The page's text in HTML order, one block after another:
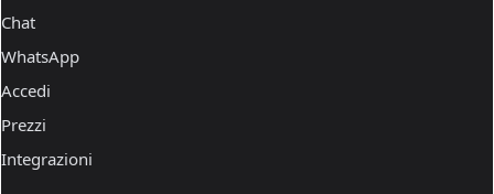
Chat
WhatsApp
Accedi
Prezzi
Integrazioni